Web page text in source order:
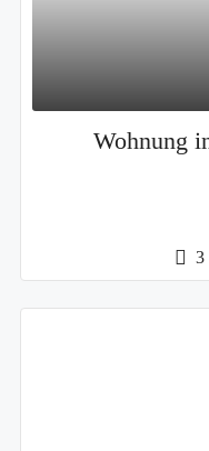
Wohnung
3